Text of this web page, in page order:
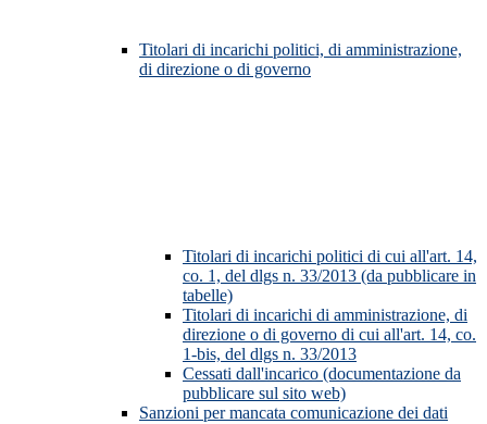
Titolari di incarichi politici, di amministrazione,
di direzione o di governo
Titolari di incarichi politici di cui all'art. 14,
co. 1, del dlgs n. 33/2013 (da pubblicare in
tabelle)
Titolari di incarichi di amministrazione, di
direzione o di governo di cui all'art. 14, co.
1-bis, del dlgs n. 33/2013
Cessati dall'incarico (documentazione da
pubblicare sul sito web)
Sanzioni per mancata comunicazione dei dati